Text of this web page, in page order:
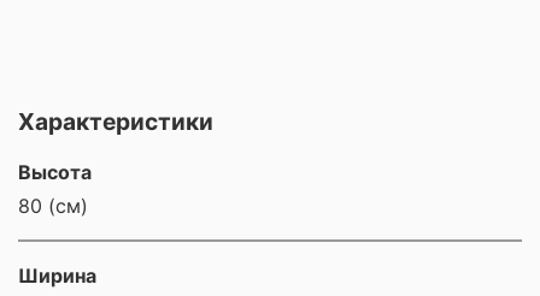
Характеристики
Высота
80 (см)
Ширина